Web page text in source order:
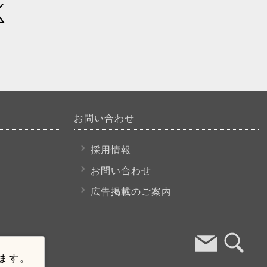
。
お問い合わせ
採用情報
お問い合わせ
広告掲載のご案内